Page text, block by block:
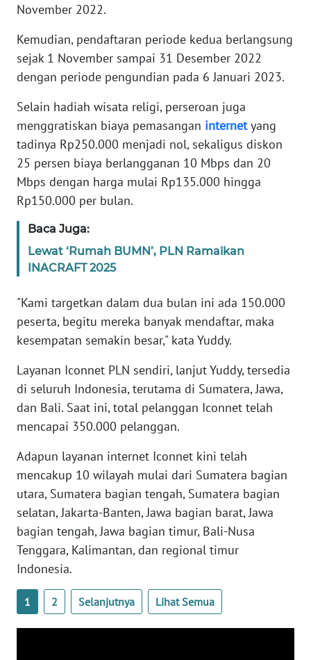
November 2022.
Kemudian, pendaftaran periode kedua berlangsung
sejak 1 November sampai 31 Desember 2022
dengan periode pengundian pada 6 Januari 2023.
Selain hadiah wisata religi, perseroan juga
menggratiskan biaya pemasangan internetyang
tadinya Rp250.000 menjadi nol, sekaligus diskon
25 persen biaya berlangganan 10 Mbps dan 20
Mbps dengan harga mulai Rp135.000 hingga
Rp150.000 per bulan.
Baca Juga:
Lewat ‘Rumah BUMN’, PLN Ramaikan
INACRAFT 2025
"Kami targetkan dalam dua bulan ini ada 150.000
peserta, begitu mereka banyak mendaftar, maka
kesempatan semakin besar," kata Yuddy.
Layanan Iconnet PLN sendiri, lanjut Yuddy, tersedia
di seluruh Indonesia, terutama di Sumatera, Jawa,
dan Bali. Saat ini, total pelanggan Iconnet telah
mencapai 350.000 pelanggan.
Adapun layanan internet Iconnet kini telah
mencakup 10 wilayah mulai dari Sumatera bagian
utara, Sumatera bagian tengah, Sumatera bagian
selatan, Jakarta-Banten, Jawa bagian barat, Jawa
bagian tengah, Jawa bagian timur, Bali-Nusa
Tenggara, Kalimantan, dan regional timur
Indonesia.
1 2 Selanjutnya Lihat Semua
WN
WN
BANTEN
WN
NTT
WN
KEPRI
PAPUA
WN
RIAU
WN
SERAMBI
WN
JAMBI
SULTRA
WN
NTB
WN
SULTENG